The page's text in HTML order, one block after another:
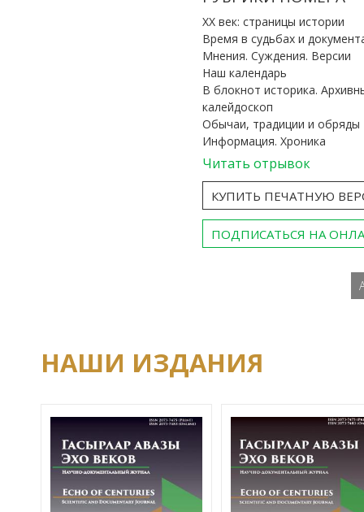
ХХ век: страницы истории
Время в судьбах и
Мнения. Суждения. Версии
Наш календарь
В блокнот историка.
калейдоскоп
Обычаи, традиции и обряды
Информация. Хроника
Читать отрывок
КУПИТЬ ПЕЧАТНУЮ
ПОДПИСАТЬСЯ НА
НАШИ ИЗДАНИЯ